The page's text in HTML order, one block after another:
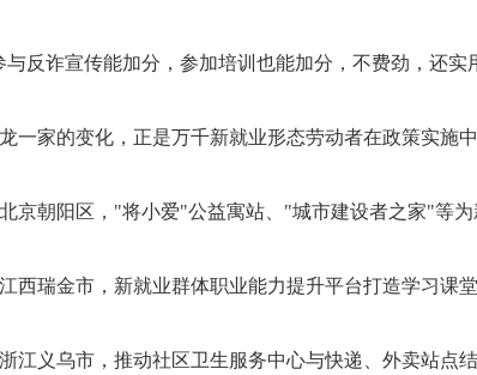
与反诈宣传能加分，参加培训也能加分，不费劲，还
一家的变化，正是万千新就业形态劳动者在政策实施
京朝阳区，"将小爱"公益寓站、"城市建设者之家"等为
西瑞金市，新就业群体职业能力提升平台打造学习课
江义乌市，推动社区卫生服务中心与快递、外卖站点